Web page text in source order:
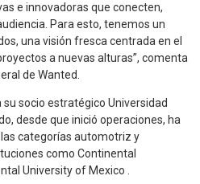
e innovadoras que conecten,
Para esto, tenemos un
una visión fresca centrada en el
a nuevas alturas”, comenta
de Wanted.
socio estratégico Universidad
desde que inició operaciones, ha
categorías automotriz y
como Continental
University of Mexico .